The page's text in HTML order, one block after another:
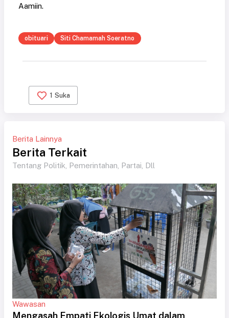
Aamiin.
obituari Siti Chamamah Soeratno
1 Suka
Berita Lainnya
Berita Terkait
Tentang Politik, Pemerintahan, Partai, Dll
Wawasan
Mengasah Empati Ekologis Umat dalam